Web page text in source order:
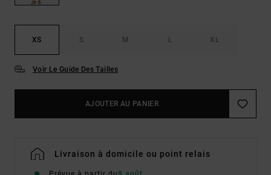
XS S M L XL
Voir Le Guide Des Tailles
AJOUTER AU PANIER
Livraison à domicile ou point relais